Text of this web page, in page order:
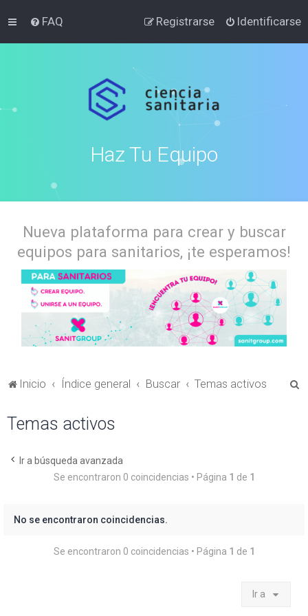
FAQ Identificarse
Registrarse
Haz Tu Equipo
Nueva plataforma para crear y buscar
equipos para sanitarios, ¡te esperamos!
Inicio Índice general Buscar Temas activos
Temas activos
Ir a búsqueda avanzada
Se encontraron 0 coincidencias • Página 1 de 1
No se encontraron coincidencias.
Se encontraron 0 coincidencias • Página 1 de 1
Ir a